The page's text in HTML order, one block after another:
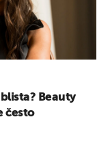
Beauty
često